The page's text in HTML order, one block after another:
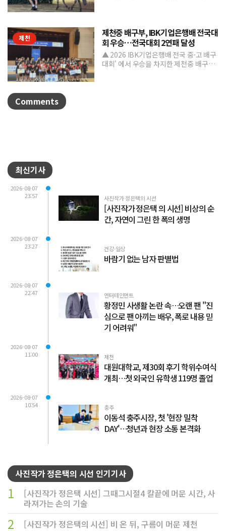
제천
제천중 배구부, IBK기업은행배 전국대
회 우승…전국대회 2연패 달성
▲ 2026 IBK기업은행배 전국 중·고 배구
대회' 에서 우승을 차지한 제천중 배구부.
Comments
최신기사
2026-08-07
23:57
사진작가 정은택의 시선
[사진작가 정은택 의 시선] 비상의 순
간, 자연이 그린 한 폭의 생명
2026-08-07
23:27
건강·일상
바람기 없는 남자 판별법
2026-08-07
22:47
엔터테인먼트
황정민 사생활 논란 속…오랜 팬 "진
심으로 팬 아끼는 배우, 폭로 내용 믿
기 어려워"
2026-08-07
11:00
제천
대원대학교, 제30회 후기 학위수여식
개최…첫 외국인 유학생 119명 졸업
2026-08-07
10:54
충주
이동석 충주시장, 첫 '현장 밀착
DAY'…청년과 현장 소통 본격화
사진작가 정은택의 시선 인기기사
1
[사진작가 정은택 시선] 그때그시절4 칼끝에 머문 시간, 사
라져가는 손의 기술
2 [사진작가 정은택의 시선] 비 온 뒤, 구름이 머문 제천